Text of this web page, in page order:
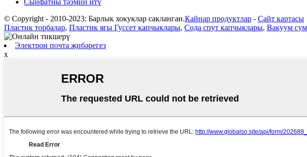
Сыйфатны тәэмин итү
© Copyright - 2010-2023: Барлык хокуклар сакланган.Кайнар продуктлар - Сайт картасы
Пластик торбалар, Пластик ягы Гуссет капчыклары, Сода спут капчыклары, Вакуум
Электрон почта җибәрегез
x